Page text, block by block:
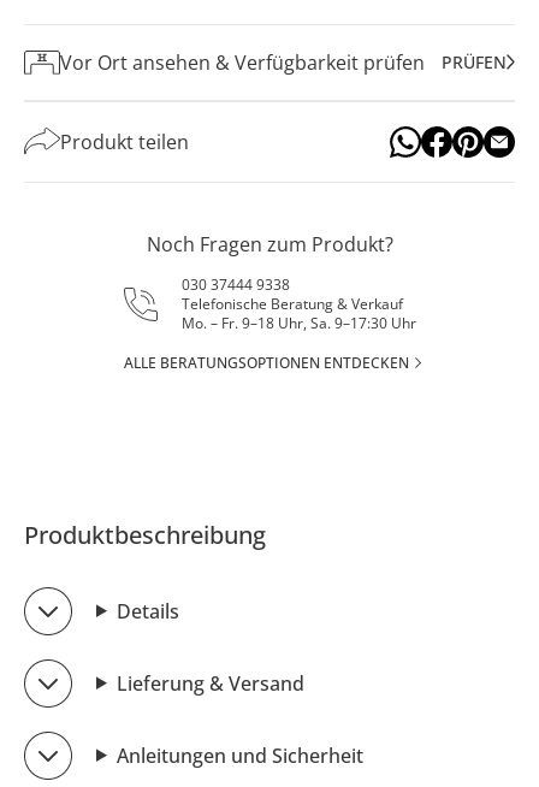
Vor Ort ansehen & Verfügbarkeit prüfen PRÜFEN
Produkt teilen
Noch Fragen zum Produkt?
030 37444 9338
Telefonische Beratung & Verkauf
Mo. – Fr. 9–18 Uhr, Sa. 9–17:30 Uhr
ALLE BERATUNGSOPTIONEN ENTDECKEN
Produktbeschreibung
Details
Lieferung & Versand
Anleitungen und Sicherheit